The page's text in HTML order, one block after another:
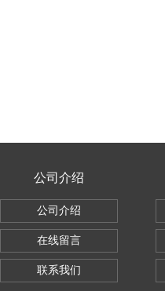
公司介绍
公司介绍
在线留言
联系我们